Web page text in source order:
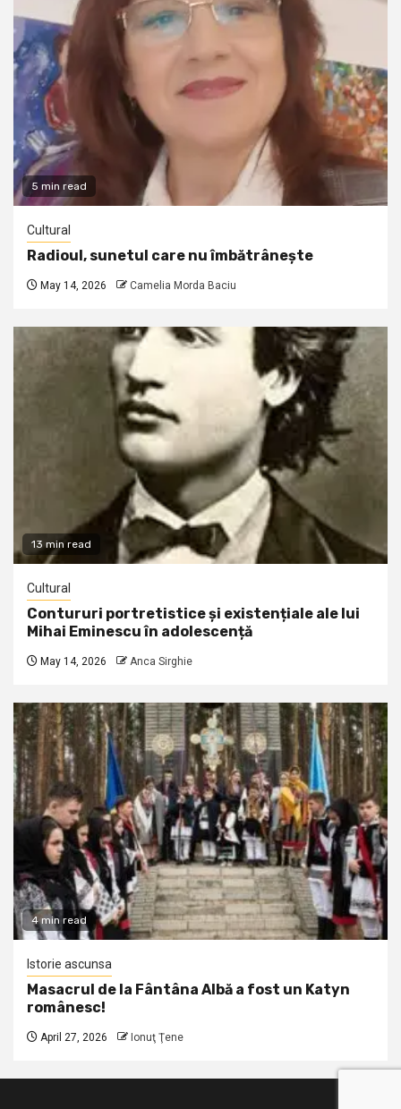
5 min read
Cultural
Radioul, sunetul care nu îmbătrânește
May 14, 2026 Camelia Morda Baciu
13 min read
Cultural
Contururi portretistice și existențiale ale lui
Mihai Eminescu în adolescență
May 14, 2026 Anca Sirghie
4 min read
Istorie ascunsa
Masacrul de la Fântâna Albă a fost un Katyn
românesc!
April 27, 2026 Ionuţ Ţene